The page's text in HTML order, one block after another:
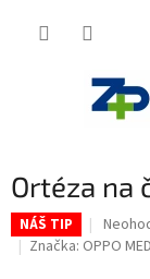
Ortéza na
NÁŠ TIP
Značka: OPPO